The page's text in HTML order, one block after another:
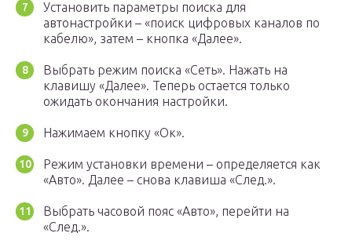
Установить параметры поиска для
автонастройки – «поиск цифровых каналов по
кабелю», затем – кнопка «Далее».
Выбрать режим поиска «Сеть». Нажать на
клавишу «Далее». Теперь остается только
ожидать окончания настройки.
Нажимаем кнопку «Ок».
Режим установки времени – определяется как
«Авто». Далее – снова клавиша «След.».
Выбрать часовой пояс «Авто», перейти на
«След.».